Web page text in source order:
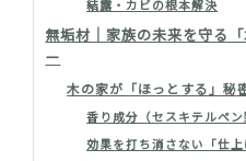
結露・カビの根本解決
無垢材｜家族の未来を守る
ー
木の家が「ほっとする」秘
香り成分（セスキテルペ
効果を打ち消さない「仕